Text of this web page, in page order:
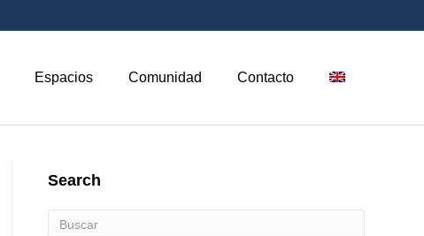
Espacios Comunidad Contacto
Search